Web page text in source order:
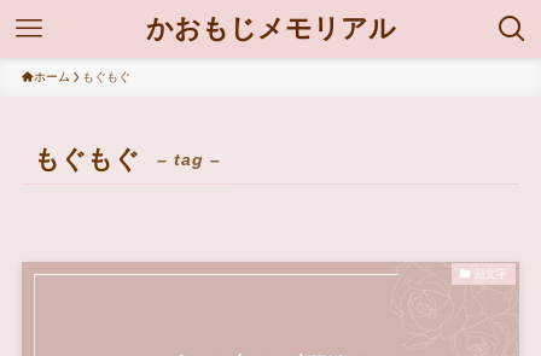
かおもじメモリアル
ホーム もぐもぐ
もぐもぐ – tag –
顔文字